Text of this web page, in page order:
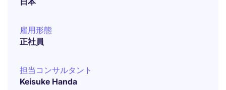
雇用形態
正社員
担当コンサルタント
Keisuke Handa